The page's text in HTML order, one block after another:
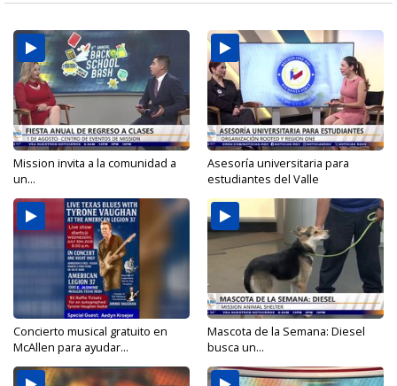
Mission invita a la comunidad a
un...
Asesoría universitaria para
estudiantes del Valle
Concierto musical gratuito en
McAllen para ayudar...
Mascota de la Semana: Diesel
busca un...